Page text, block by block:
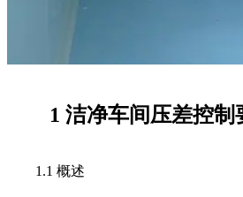
1 洁净车间压差控制
1.1 概述